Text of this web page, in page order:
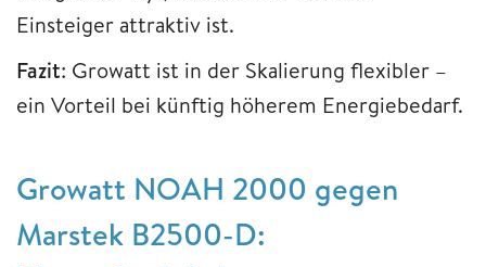
Einsteiger attraktiv ist.
Fazit: Growatt ist in der Skalierung flexibler –
ein Vorteil bei künftig höherem Energiebedarf.
Growatt NOAH 2000 gegen
Marstek B2500-D: